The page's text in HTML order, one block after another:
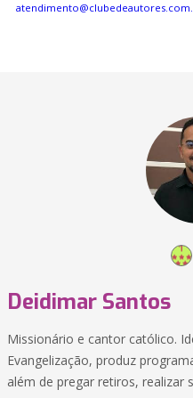
Deidimar Santos
Missionário e cantor católico.
Evangelização, produz
além de pregar retiros, realizar